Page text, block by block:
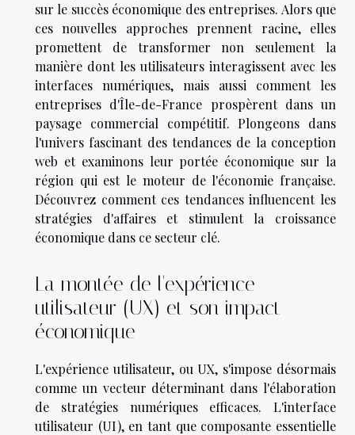
sur le succès économique des entreprises. Alors que
ces nouvelles approches prennent racine, elles
promettent de transformer non seulement la
manière dont les utilisateurs interagissent avec les
interfaces numériques, mais aussi comment les
entreprises d'Île-de-France prospèrent dans un
paysage commercial compétitif. Plongeons dans
l'univers fascinant des tendances de la conception
web et examinons leur portée économique sur la
région qui est le moteur de l'économie française.
Découvrez comment ces tendances influencent les
stratégies d'affaires et stimulent la croissance
économique dans ce secteur clé.
La montée de l'expérience
utilisateur (UX) et son impact
économique
L'expérience utilisateur, ou UX, s'impose désormais
comme un vecteur déterminant dans l'élaboration
de stratégies numériques efficaces. L'interface
utilisateur (UI), en tant que composante essentielle